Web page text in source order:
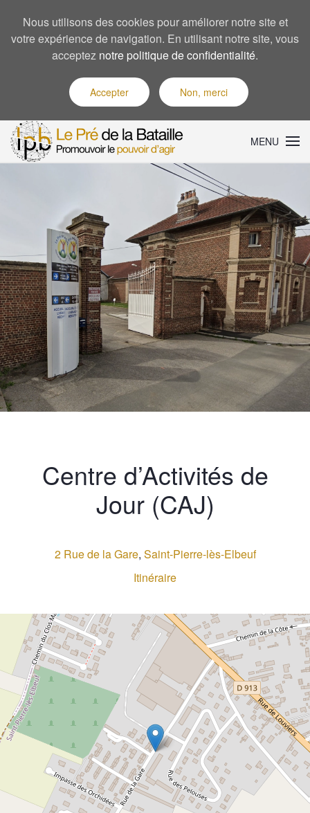
Nous utilisons des cookies pour améliorer notre site et
votre expérience de navigation. En utilisant notre site, vous
acceptez notre politique de confidentialité.
Accepter Non, merci
MENU
Centre d’Activités de
Jour (CAJ)
2 Rue de la Gare, Saint-Pierre-lès-Elbeuf
Itinéraire